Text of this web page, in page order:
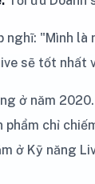
nghĩ: "Mình là
sẽ tốt nhất
ở năm
phẩm chỉ
ở Kỹ năng